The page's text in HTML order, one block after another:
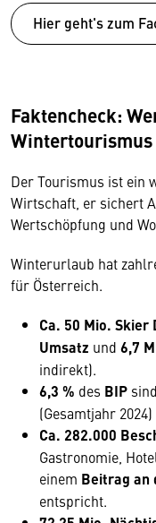
Hier geht's zum
Faktencheck:
Wintertourismus
Der Tourismus ist ein
Wirtschaft, er sichert
Wertschöpfung und
Winterurlaub hat
für Österreich.
Ca. 50 Mio. Skier
Umsatz und 6,7
indirekt).
6,3 % des BIP
(Gesamtjahr 2024)
Ca. 282.000
Gastronomie,
einem Beitrag an
entspricht.